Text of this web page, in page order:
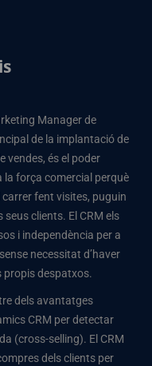
Manager de
de la implantació de
vendes, és el poder
la força comercial perquè
fent visites, puguin
clients. El CRM els
i independència per a
necessitat d’haver
propis despatxos.
dels avantatges
CRM per detectar
(cross-selling). El CRM
dels clients per